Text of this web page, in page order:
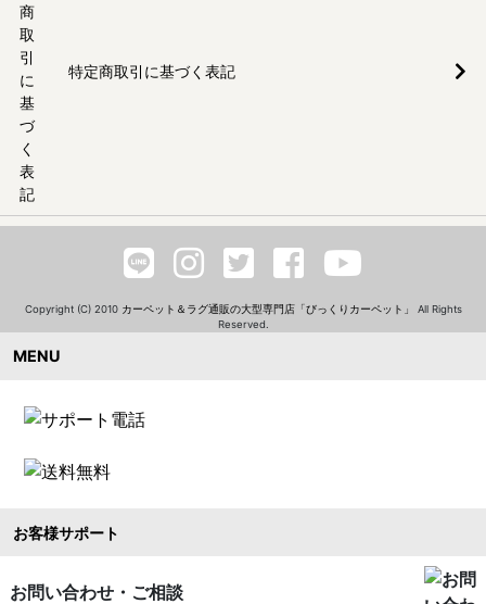
特定商取引に基づく表記
Copyright (C) 2010 カーペット＆ラグ通販の大型専門店「びっくりカーペット」
All Rights
Reserved.
MENU
お客様サポート
お問い合わせ・ご相談